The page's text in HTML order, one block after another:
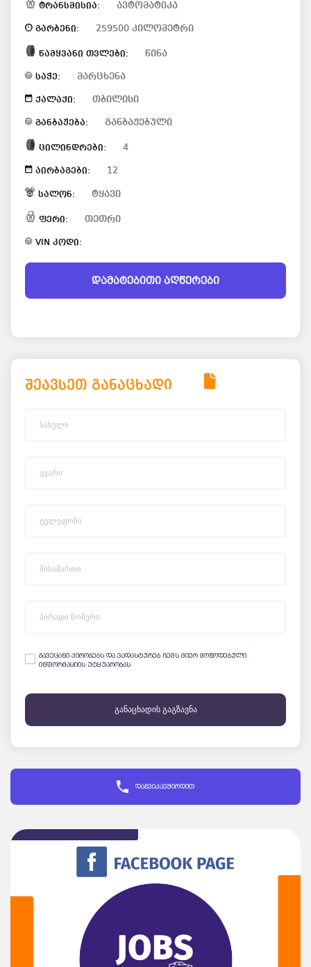
ტრანსმისია: ავტომატიკა
გარბენი: 259500 კილომეტრი
წამყვანი თვლები: წინა
საჭე: მარცხენა
ქალაქი: თბილისი
განბაჟება: განბაჟებული
ცილინდრები: 4
აირბაგები: 12
სალონ: ტყავი
ფერი: თეთრი
VIN კოდი:
დამატებითი აღწერები
შეავსეთ განაცხადი
გავეცანი პირობებს და ვადასტურებ ჩემს მიერ მოწოდებული
ინფორმაციის უტყუარობას
განაცხადის გაგზავნა
დაგვიკავშირდით